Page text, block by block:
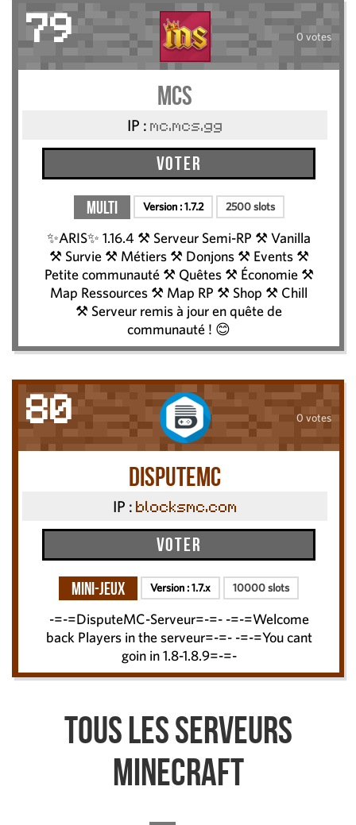
79 0 votes
mcs
IP : mc.mcs.gg
Voter
Multi Version :1.7.2 2500 slots
✨ARIS✨ 1.16.4 ⚒ Serveur Semi-RP ⚒ Vanilla
⚒ Survie ⚒ Métiers ⚒ Donjons ⚒ Events ⚒
Petite communauté ⚒ Quêtes ⚒ Économie ⚒
Map Ressources ⚒ Map RP ⚒ Shop ⚒ Chill
⚒ Serveur remis à jour en quête de
communauté ! 😊
80 0 votes
DisputeMC
IP : blocksmc.com
Voter
Mini-Jeux Version :1.7.x 10000 slots
-=-=DisputeMC-Serveur=-=- -=-=Welcome
back Players in the serveur=-=- -=-=You cant
goin in 1.8-1.8.9=-=-
Tous les serveurs
Minecraft